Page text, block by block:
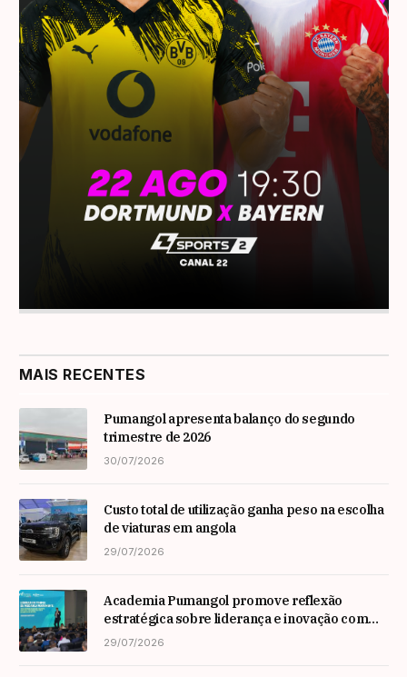
MAIS RECENTES
Pumangol apresenta balanço do segundo
trimestre de 2026
30/07/2026
Custo total de utilização ganha peso na escolha
de viaturas em angola
29/07/2026
Academia Pumangol promove reflexão
estratégica sobre liderança e inovação com
especialista internacional Nadim Habib
29/07/2026